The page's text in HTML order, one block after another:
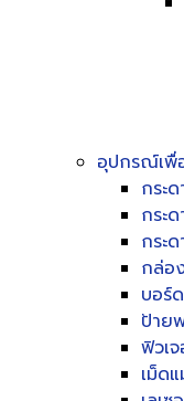
อุปกรณ์เพื่
กระ
กระ
กระ
กล่อ
บอร์
ป้าย
ฟิวเ
เม็ด